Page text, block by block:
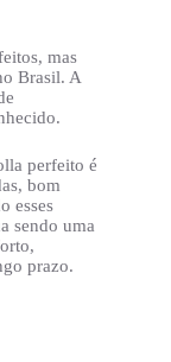
mas
Brasil. A
perfeito é
bom
esses
sendo uma
prazo.